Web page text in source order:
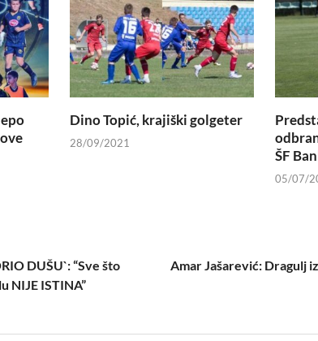
Dino Topić, krajiški golgeter
28/09/2021
ŠF
05/07/
DUŠU`: “Sve što
NIJE ISTINA”
Amar Jašarević: Dragulj